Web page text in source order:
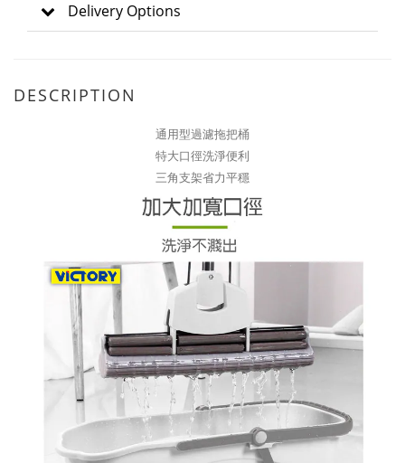
Delivery Options
DESCRIPTION
通用型過濾拖把桶
特大口徑洗淨便利
三角支架省力平穩